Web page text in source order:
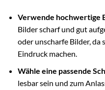
Verwende hochwertige
Bilder scharf und gut
oder unscharfe Bilder, da
Eindruck machen.
Wähle eine passende
lesbar sein und zum